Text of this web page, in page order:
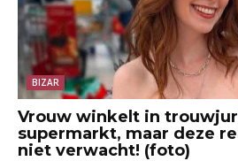
BIZAR
Vrouw winkelt in
supermarkt, maar deze
niet verwacht! (foto)